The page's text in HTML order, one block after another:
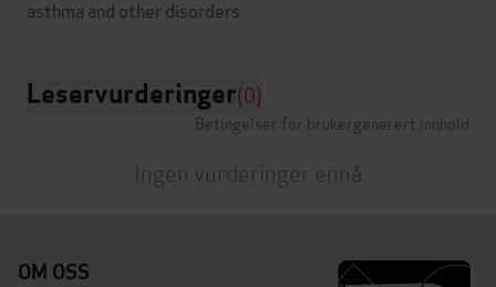
Leservurderinger(0)
Betingelser for brukergenerert innhold
Ingen vurderinger ennå
OM OSS